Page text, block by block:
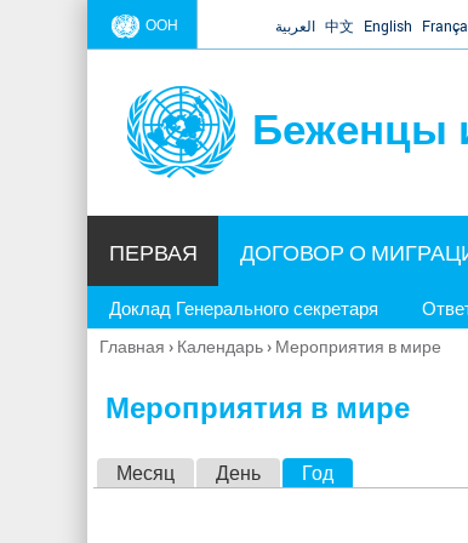
ООН العربية 中文 English
Беженцы
ПЕРВАЯ ДОГОВОР О
Доклад Генерального секретаря
Вы
Главная › Календарь› Мероприятия в мире
Мероприятия в мире
Месяц День Год